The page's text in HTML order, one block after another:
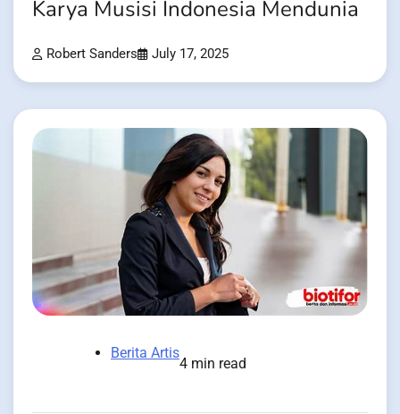
Karya Musisi Indonesia Mendunia
Robert Sanders July 17, 2025
Berita Artis
4 min read